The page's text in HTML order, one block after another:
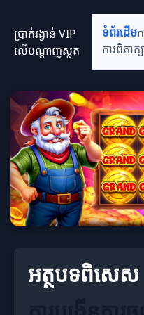
ប្រាក់រង្វាន់ VIP
លើបណ្តាញស្លត
ទំព័រដើម
ការពិភាក្
អត្ថបទពិសេស